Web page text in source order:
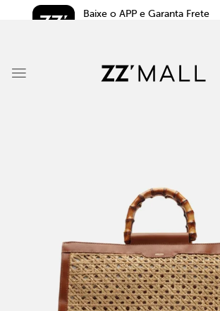
Baixe o APP e Garanta Frete